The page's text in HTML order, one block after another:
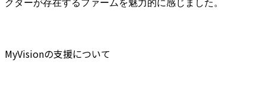
クターが存在するファームを魅力的に感じました。
MyVisionの支援について